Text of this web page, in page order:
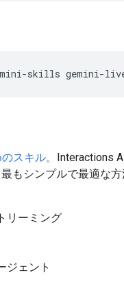
skills
スキル。 Interactions
もシンプルで最適な方
リーミング
ジェント